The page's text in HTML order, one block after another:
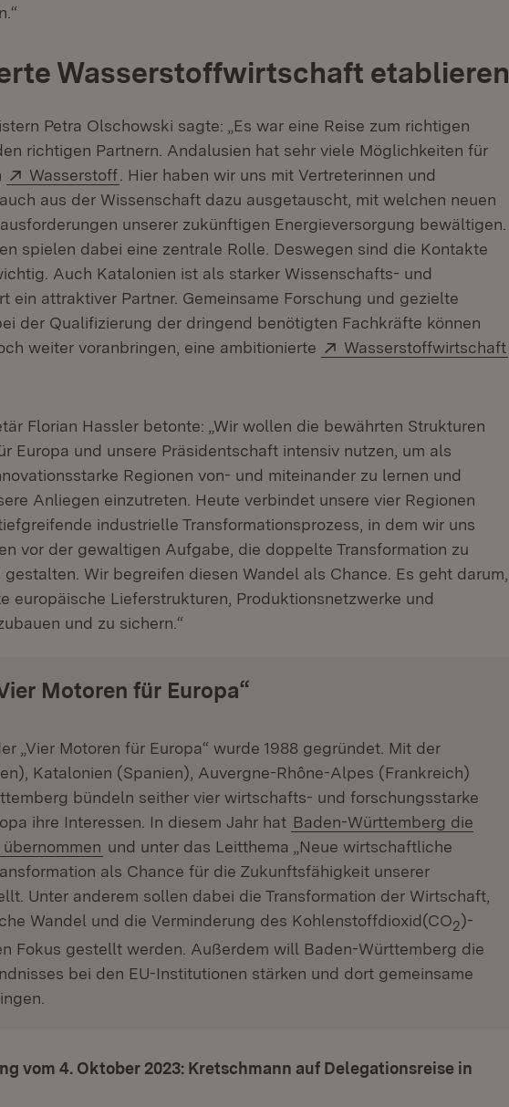
Wasserstoffwirtschaft etablieren
Petra Olschowski sagte:
„Es war eine Reise zum richtigen
richtigen Partnern. Andalusien hat sehr viele Möglichkeiten für
Extern:
Wasserstoff (Öffnet in neuem Fenster)
. Hier haben wir uns mit Vertreterinnen und
aus der Wissenschaft dazu ausgetauscht, mit welchen neuen
unserer zukünftigen Energieversorgung bewältigen.
spielen dabei eine zentrale Rolle. Deswegen sind die Kontakte
Auch Katalonien ist als starker Wissenschafts- und
ein attraktiver Partner. Gemeinsame Forschung und gezielte
der Qualifizierung der dringend benötigten Fachkräfte können
weiter voranbringen, eine ambitionierte
Extern:
Wasserstoffwirtschaft
Florian Hassler betonte: „Wir wollen die bewährten Strukturen
Europa und unsere Präsidentschaft intensiv nutzen, um als
Regionen von- und miteinander zu lernen und
Anliegen einzutreten. Heute verbindet unsere vier Regionen
industrielle Transformationsprozess, in dem wir uns
vor der gewaltigen Aufgabe, die doppelte Transformation zu
Wir begreifen diesen Wandel als Chance. Es geht darum,
europäische Lieferstrukturen, Produktionsnetzwerke und
und zu sichern.“
Motoren für Europa“
„Vier Motoren für Europa“ wurde 1988 gegründet. Mit der
Katalonien (Spanien), Auvergne-Rhône-Alpes (Frankreich)
bündeln seither vier wirtschafts- und forschungsstarke
ihre Interessen. In diesem Jahr hat Baden-Württemberg die
und unter das Leitthema „Neue wirtschaftliche
als Chance für die Zukunftsfähigkeit unserer
Unter anderem sollen dabei die Transformation der Wirtschaft,
Wandel und die Verminderung des Kohlenstoffdioxid(CO2)-
Fokus gestellt werden. Außerdem will Baden-Württemberg die
bei den EU-Institutionen stärken und dort gemeinsame
vom 4. Oktober 2023: Kretschmann auf Delegationsreise in